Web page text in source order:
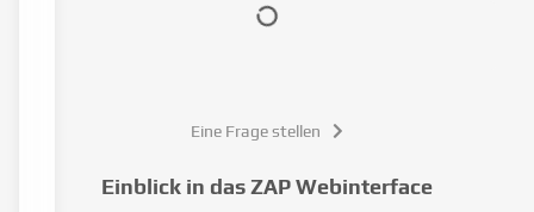
Eine Frage stellen
Einblick in das ZAP Webinterface